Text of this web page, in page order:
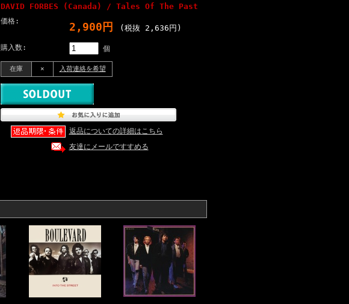
DAVID FORBES (Canada) / Tales Of The Past
価格: 2,900円 (税抜 2,636円)
購入数: 個
在庫 × 入荷連絡を希望
返品についての詳細はこちら
友達にメールですすめる